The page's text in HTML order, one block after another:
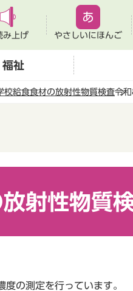
み上げ やさしいにほんご
福祉
校給食食材の放射性物質検査令
射性物質
の測定を行っています。